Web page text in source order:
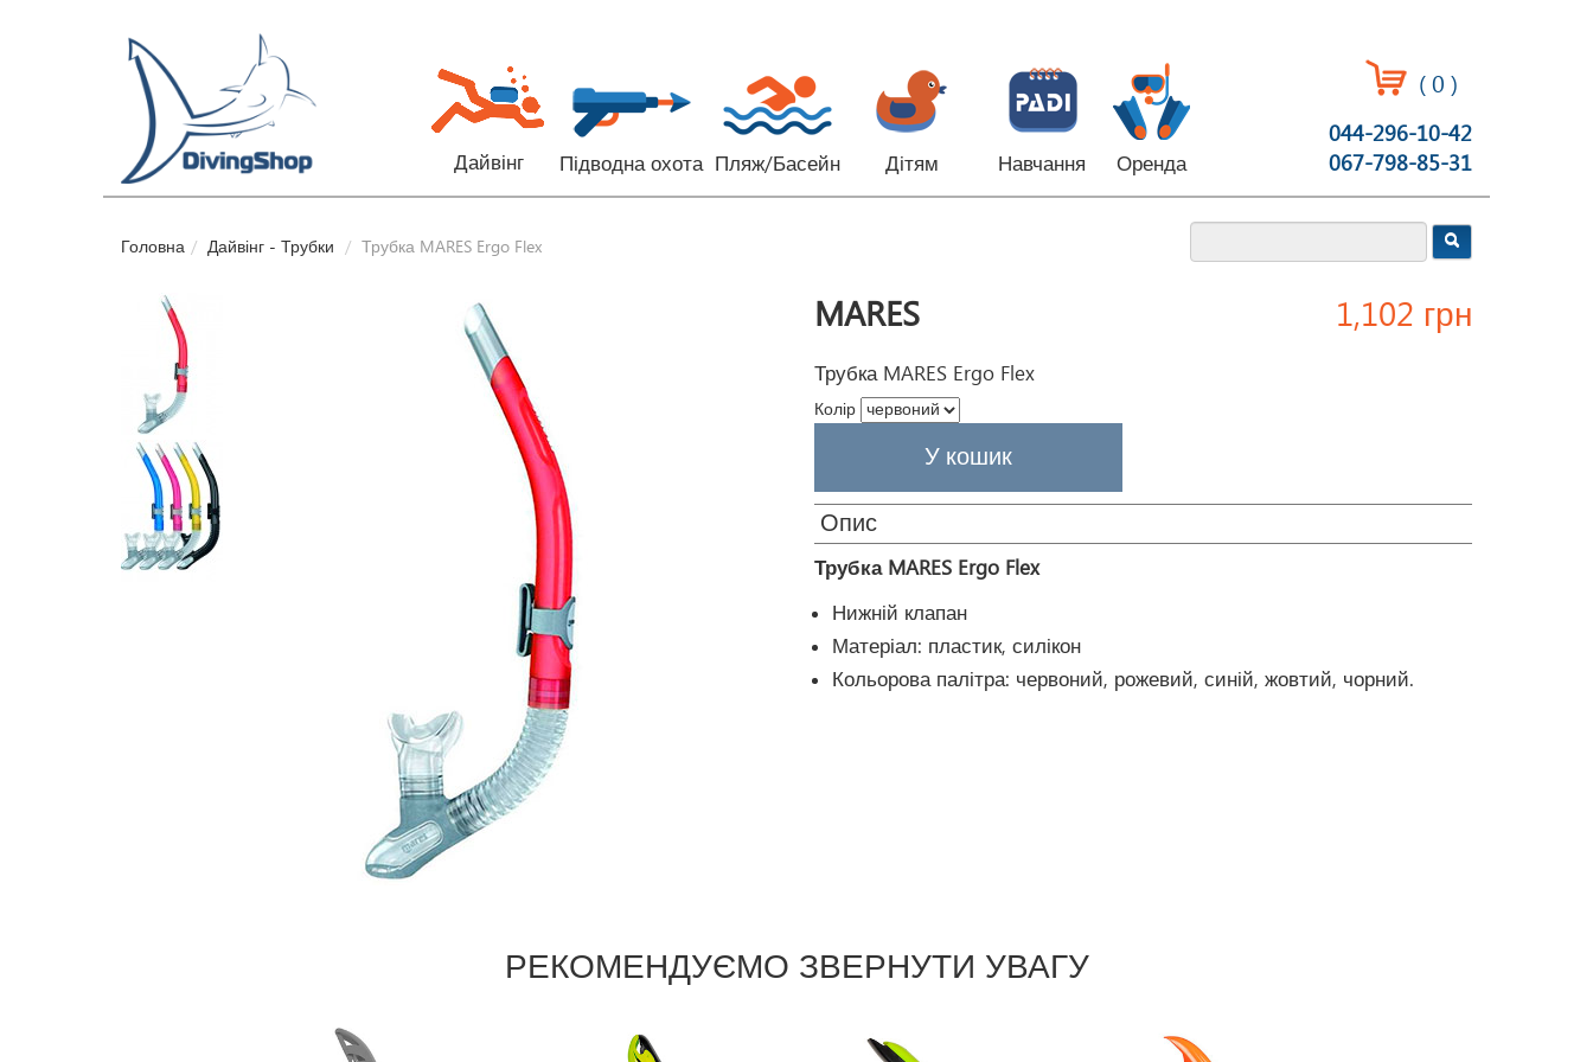
Дайвінг Підводна охота Пляж/Басейн Дітям Навчання Оренда
(0 )
044-296-10-42
067-798-85-31
Головна Дайвінг - Трубки Трубка MARES Ergo Flex
MARES
Трубка MARES Ergo Flex
1,102 грн
Колір
Опис
Трубка MARES Ergo Flex
Нижній клапан
Матеріал: пластик, силікон
Кольорова палітра: червоний, рожевий, синій, жовтий, чорний.
РЕКОМЕНДУЄМО ЗВЕРНУТИ УВАГУ